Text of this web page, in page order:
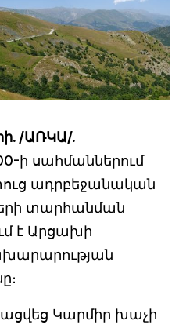
/ԱՌԿԱ/.
ի սահմաններում
ադրբեջանական
տարհանման
է Արցախի
Կարմիր խաչի